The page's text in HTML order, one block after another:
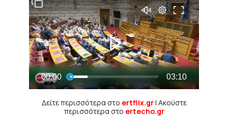
Δείτε περισσότερα στο ertflix.gr| Ακούστε
περισσότερα στο ertecho.gr